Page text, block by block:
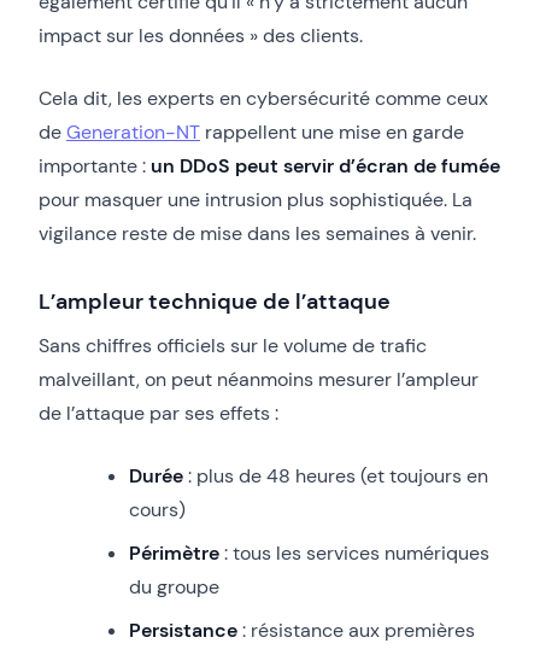
impact sur les données » des clients.
Cela dit, les experts en cybersécurité comme ceux
deGeneration-NT rappellent une mise en garde
importante : un DDoS peut servir d’écran de fumée
pour masquer une intrusion plus sophistiquée. La
vigilance reste de mise dans les semaines à venir.
L’ampleur technique de l’attaque
Sans chiffres officiels sur le volume de trafic
malveillant, on peut néanmoins mesurer l’ampleur
de l’attaque par ses effets :
Durée: plus de 48 heures (et toujours en
cours)
Périmètre: tous les services numériques
du groupe
Persistance: résistance aux premières